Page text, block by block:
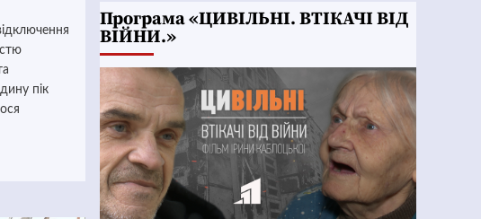
пік
Програма «ЦИВІЛЬНІ. ВТІКАЧІ ВІД
ВІЙНИ.»